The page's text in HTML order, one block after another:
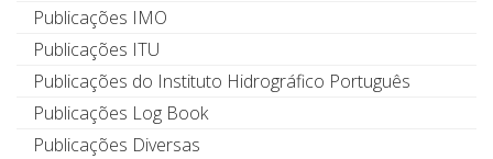
Publicações IMO
Publicações ITU
Publicações do Instituto Hidrográfico Português
Publicações Log Book
Publicações Diversas